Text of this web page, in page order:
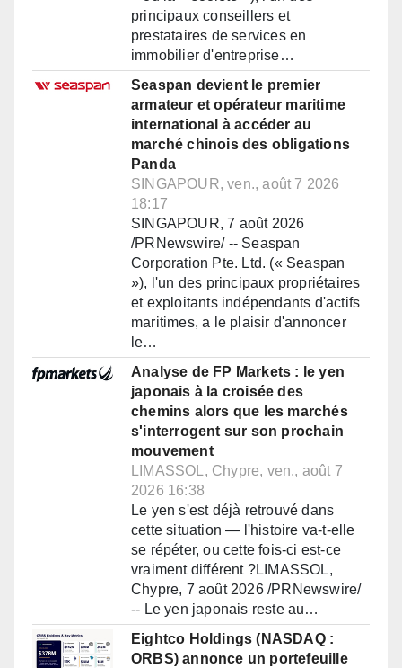
principaux conseillers et
prestataires de services en
immobilier d'entreprise…
Seaspan devient le premier
armateur et opérateur maritime
international à accéder au
marché chinois des obligations
Panda
SINGAPOUR, ven., août 7 2026
18:17
SINGAPOUR, 7 août 2026
/PRNewswire/ -- Seaspan
Corporation Pte. Ltd. (« Seaspan
»), l'un des principaux propriétaires
et exploitants indépendants d'actifs
maritimes, a le plaisir d'annoncer
le…
Analyse de FP Markets : le yen
japonais à la croisée des
chemins alors que les marchés
s'interrogent sur son prochain
mouvement
LIMASSOL, Chypre, ven., août 7
2026 16:38
Le yen s'est déjà retrouvé dans
cette situation — l'histoire va-t-elle
se répéter, ou cette fois-ci est-ce
vraiment différent ?LIMASSOL,
Chypre, 7 août 2026 /PRNewswire/
-- Le yen japonais reste au…
Eightco Holdings (NASDAQ :
ORBS) annonce un portefeuille